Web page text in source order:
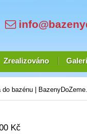
Zrealizováno
bazénu |
Kč